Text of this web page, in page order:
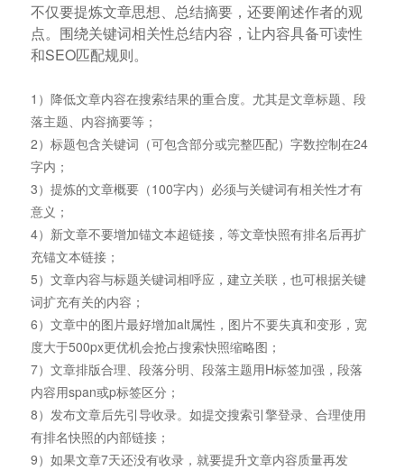
不仅要提炼文章思想、总结摘要，还要阐述作者的观
点。围绕关键词相关性总结内容，让内容具备可读性
和SEO匹配规则。
1）降低文章内容在搜索结果的重合度。尤其是文章标题、段
落主题、内容摘要等；
2）标题包含关键词（可包含部分或完整匹配）字数控制在24
字内；
3）提炼的文章概要（100字内）必须与关键词有相关性才有
意义；
4）新文章不要增加锚文本超链接，等文章快照有排名后再扩
充锚文本链接；
5）文章内容与标题关键词相呼应，建立关联，也可根据关键
词扩充有关的内容；
6）文章中的图片最好增加alt属性，图片不要失真和变形，宽
度大于500px更优机会抢占搜索快照缩略图；
7）文章排版合理、段落分明、段落主题用H标签加强，段落
内容用span或p标签区分；
8）发布文章后先引导收录。如提交搜索引擎登录、合理使用
有排名快照的内部链接；
9）如果文章7天还没有收录，就要提升文章内容质量再发